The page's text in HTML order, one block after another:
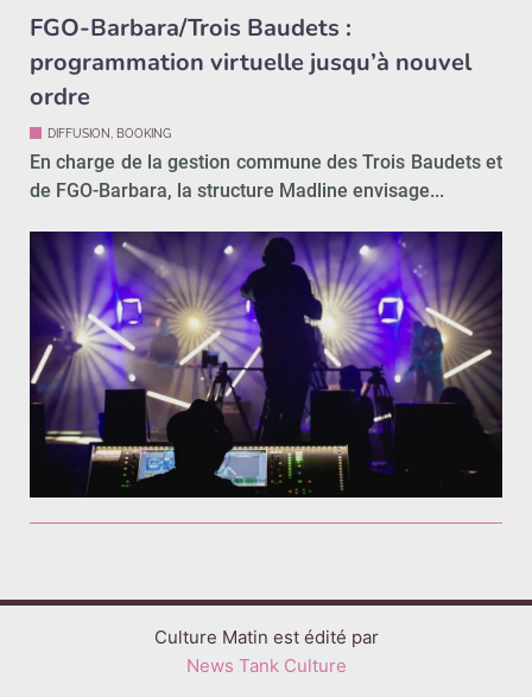
FGO-Barbara/Trois Baudets :
programmation virtuelle jusqu’à nouvel
ordre
DIFFUSION, BOOKING
En charge de la gestion commune des Trois Baudets et
de FGO-Barbara, la structure Madline envisage...
Culture Matin est édité par
News Tank Culture